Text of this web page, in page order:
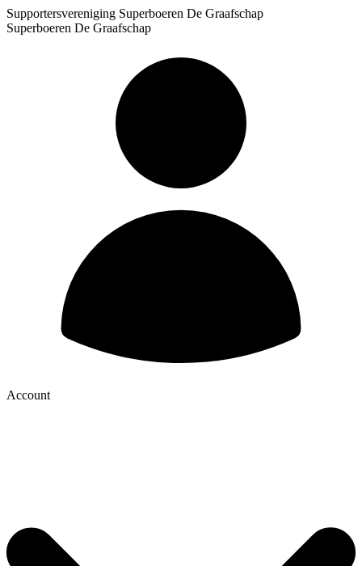
Supportersvereniging Superboeren De Graafschap
Superboeren De Graafschap
Account